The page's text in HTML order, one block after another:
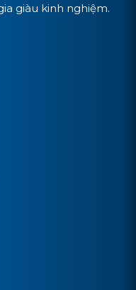
giàu kinh nghiệm.